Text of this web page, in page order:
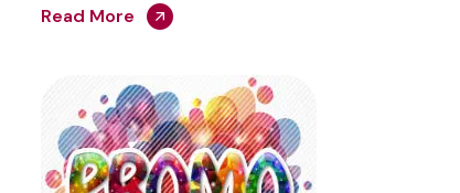
Read More